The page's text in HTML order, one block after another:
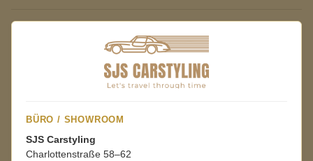
BÜRO / SHOWROOM
SJS Carstyling
Charlottenstraße 58–62